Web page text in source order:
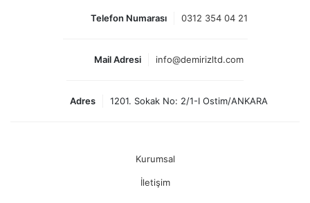
Telefon Numarası 0312 354 04 21
Mail Adresi info@demirizltd.com
Adres 1201. Sokak No: 2/1-I Ostim/ANKARA
Kurumsal
İletişim